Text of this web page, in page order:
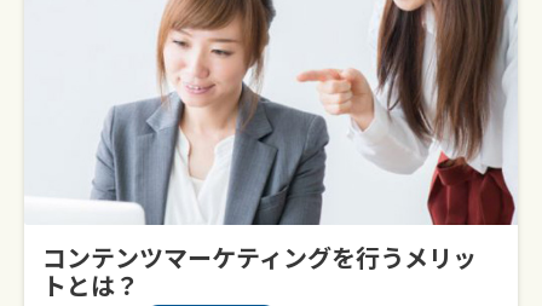
コンテンツマーケティングを行うメリッ
トとは？